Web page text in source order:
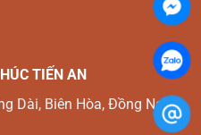
TIẾN AN
Dài, Biên Hòa, Đồng Nai